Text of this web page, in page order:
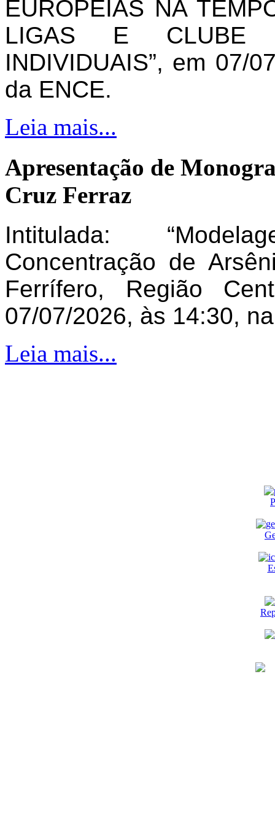
EUROPEIAS NA
LIGAS E CLUBE
INDIVIDUAIS”, em 07/
da ENCE.
Leia mais...
Apresentação de
Cruz Ferraz
Intitulada:
Concentração de
Ferrífero, Região
07/07/2026, às 14:30,
Leia mais...